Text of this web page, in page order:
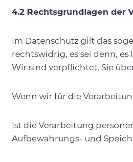
4.2 Rechtsgrundlagen der
Im Datenschutz gilt das
rechtswidrig, es sei denn,
Wir sind verpflichtet, Sie
Wenn wir für die
Ist die Verarbeitung
Aufbewahrungs- und